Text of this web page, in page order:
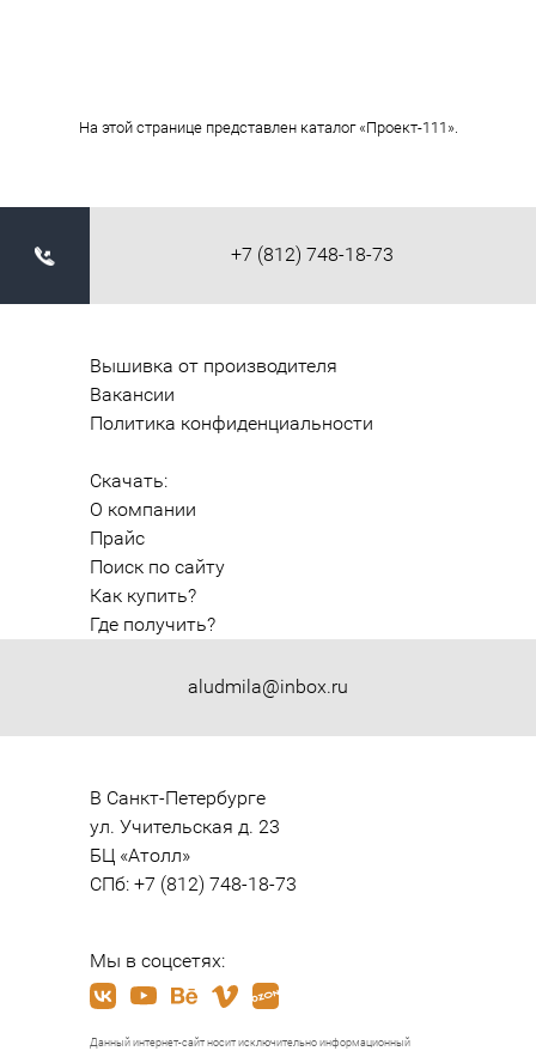
На этой странице представлен каталог «Проект-111».
+7 (812) 748-18-73
aludmila@inbox.ru
Вышивка от производителя
Вакансии
Политика конфиденциальности
Скачать:
О компании
Прайс
Поиск по сайту
Как купить?
Где получить?
В Санкт-Петербурге
ул. Учительская д. 23
БЦ «Атолл»
СПб: +7 (812) 748-18-73
Мы в соцсетях:
Данный интернет-сайт носит исключительно информационный